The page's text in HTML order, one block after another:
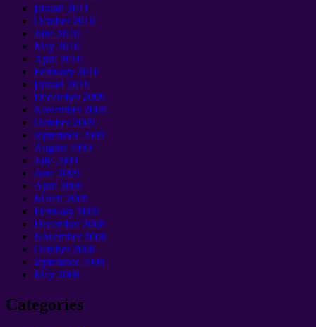
januari 2011
October2010
June 2010
May 2010
April 2010
February 2010
januari 2010
December2009
November2009
October2009
september 2009
August 2009
July 2009
June 2009
April 2009
March 2009
February 2009
December2008
November2008
October2008
september 2008
May 2008
Categories